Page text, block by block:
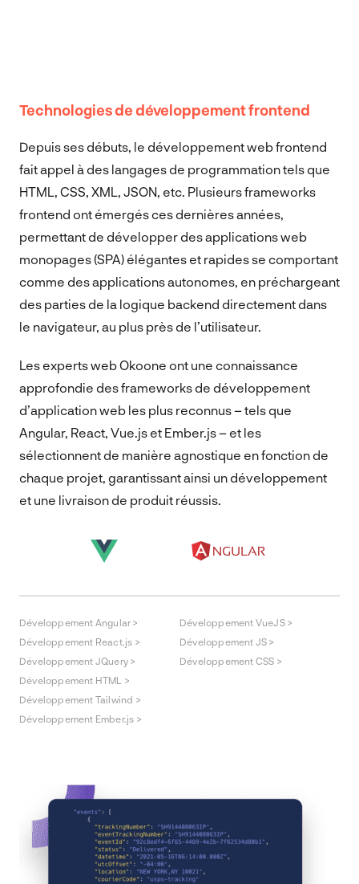
Technologies de développement frontend
Depuis ses débuts, le développement web frontend
fait appel à des langages de programmation tels que
HTML, CSS, XML, JSON, etc. Plusieurs frameworks
frontend ont émergés ces dernières années,
permettant de développer des applications web
monopages (SPA) élégantes et rapides se comportant
comme des applications autonomes, en préchargeant
des parties de la logique backend directement dans
le navigateur, au plus près de l’utilisateur.
Les experts web Okoone ont une connaissance
approfondie des frameworks de développement
d’application web les plus reconnus – tels que
Angular, React, Vue.js et Ember.js – et les
sélectionnent de manière agnostique en fonction de
chaque projet, garantissant ainsi un développement
et une livraison de produit réussis.
Développement Angular >
Développement React.js >
Développement JQuery >
Développement VueJS >
Développement JS >
Développement CSS >
Développement HTML >
Développement Tailwind >
Développement Ember.js >